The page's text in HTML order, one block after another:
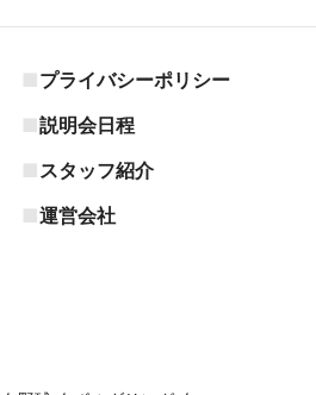
プライバシーポリシー
説明会日程
スタッフ紹介
運営会社